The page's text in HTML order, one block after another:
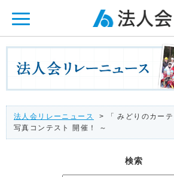
法人会リレーニュース
> 「 みどりのカー
写真コンテスト 開催！ ～
検索